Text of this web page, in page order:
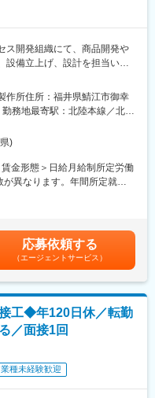
クトサポートの3体制によるサ
けるというワークスタイルで
ができます。
しいスキルを身につけたい
方、様々な方が活躍できるフ
レード制度の導入もありま
みながら、日本のものづくり
育成」を強みに、その変化に
与してまいります。
ス開発組織にて、商品開発や
備立上げ、設計を担当いた
のうち検査＋梱包の工程にお
機能を進化・改善に取り組む
立技術の開発・設計、試作
の連携
善策や新しい工法を導入す
的に連携を取って進めていま
定し、評価、条件だし等も
作所住所：福井県鯖江市御幸
務地最寄駅：北陸本線／北鯖
場所あり変更の範囲：会社の
）)
金形態＞日給月給制所定労働
異なります。年間所定就業
年1回年収約890万円（35歳／
種手当年収約740万円（30歳
各種手当年収約620万円（25
途各種手当賃金はあくまでも
下する可能性があります。月
す。
応募依頼する
（エージェントサービス）
工◆年120日休／転勤
／面接1回
業種未経験歓迎